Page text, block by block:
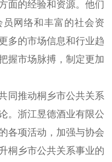
面的经验和资源。他们
网络和丰富的社会资
多的市场信息和行业趋
握市场脉搏，制定更加
同推动桐乡市公共关系
。浙江昱德酒业有限公
各项活动，加强与协会
桐乡市公共关系事业的